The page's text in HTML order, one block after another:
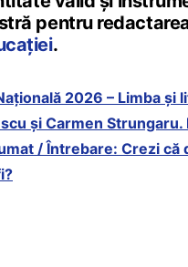
pentru
.
2026 – Limba și
și Carmen Strungaru.
/ Întrebare: Crezi